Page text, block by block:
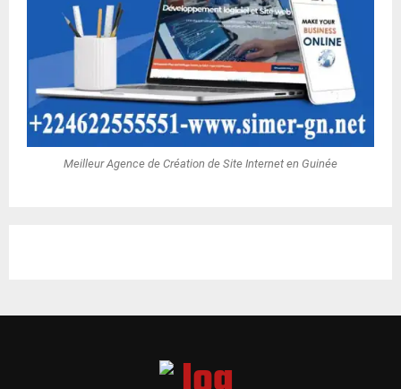
Meilleur Agence de Création de Site Internet en Guinée